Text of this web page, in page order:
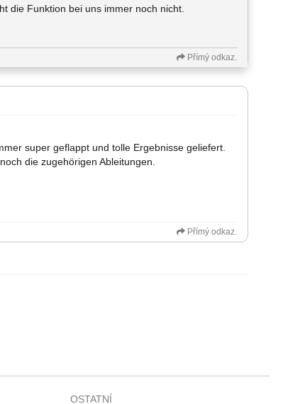
die Funktion bei uns immer noch nicht.
Přímý odkaz.
super geflappt und tolle Ergebnisse geliefert.
die zugehörigen Ableitungen.
Přímý odkaz.
OSTATNÍ